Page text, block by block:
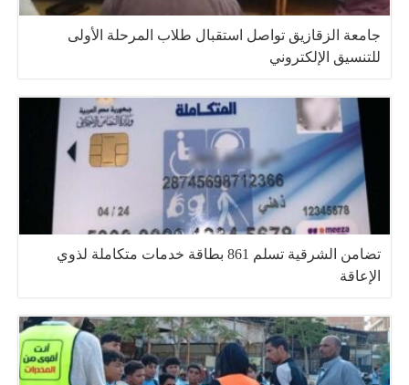
جامعة الزقازيق تواصل استقبال طلاب المرحلة الأولى
للتنسيق الإلكتروني
تضامن الشرقية تسلم 861 بطاقة خدمات متكاملة لذوي
الإعاقة